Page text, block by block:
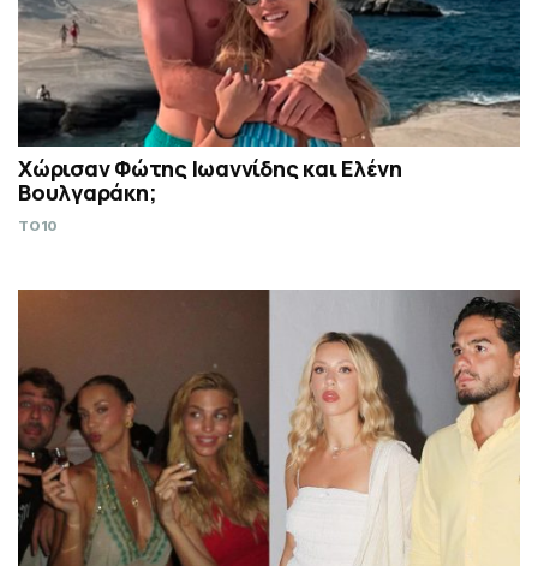
Χώρισαν Φώτης Ιωαννίδης και Ελένη
Βουλγαράκη;
TO10